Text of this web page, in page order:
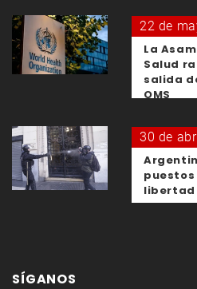
22 de
La
Salud
salida
OMS
30 de
puestos
libertad
SÍGANOS